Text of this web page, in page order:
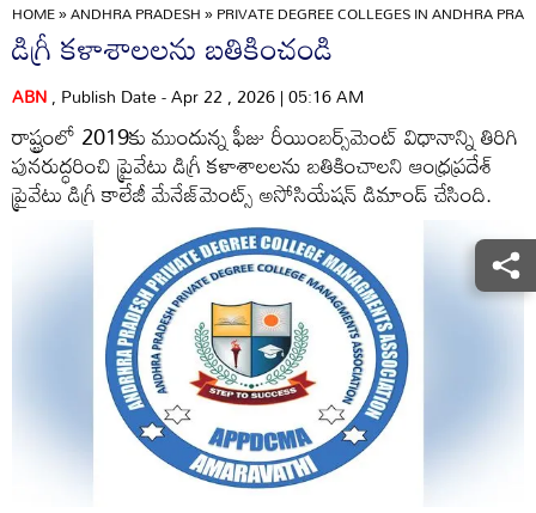
HOME»ANDHRA PRADESH»PRIVATE DEGREE COLLEGES IN ANDHRA
డిగ్రీ కళాశాలలను బతికించండి
ABN, Publish Date - Apr 22 , 2026 | 05:16 AM
రాష్ట్రంలో 2019కు ముందున్న ఫీజు రీయింబర్స్‌మెంట్‌ విధానాన్ని తిరిగి
పునరుద్ధరించి ప్రైవేటు డిగ్రీ కళాశాలలను బతికించాలని ఆంధ్రప్రదేశ్‌
ప్రైవేటు డిగ్రీ కాలేజీ మేనేజ్‌మెంట్స్‌ అసోసియేషన్‌ డిమాండ్‌ చేసింది.